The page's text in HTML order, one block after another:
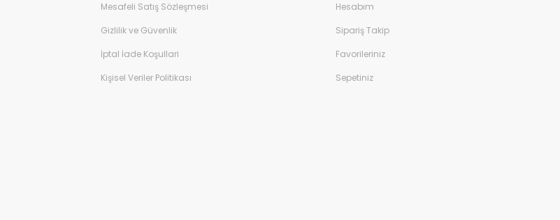
Mesafeli Satış Sözleşmesi
Gizlilik ve Güvenlik
İptal İade Koşullari
Kişisel Veriler Politikası
Hesabım
Sipariş Takip
Favorileriniz
Sepetiniz